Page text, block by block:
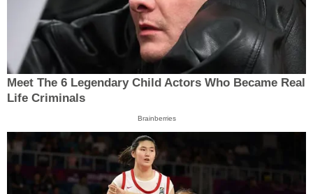
Meet The 6 Legendary Child Actors Who Became Real
Life Criminals
Brainberries